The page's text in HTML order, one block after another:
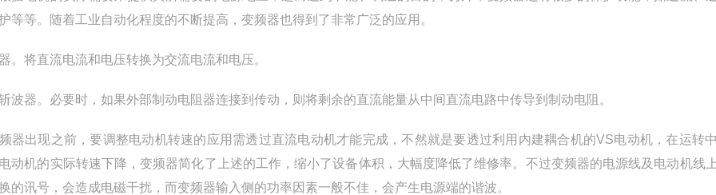
等等。随着工业自动化程度的不断提高，变频器也得到了非常广泛的应用。
。将直流电流和电压转换为交流电流和电压。
波器。必要时，如果外部制动电阻器连接到传动，则将剩余的直流能量从中间直流电路中传导到制动电阻。
器出现之前，要调整电动机转速的应用需透过直流电动机才能完成，不然就是要透过利用内建耦合机的VS电动机，在运转
动机的实际转速下降，变频器简化了上述的工作，缩小了设备体积，大幅度降低了维修率。不过变频器的电源线及电动机线
的讯号，会造成电磁干扰，而变频器输入侧的功率因素一般不佳，会产生电源端的谐波。